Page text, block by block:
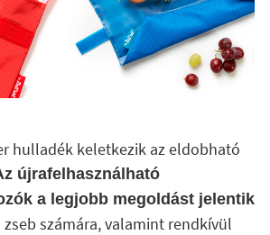
hulladék keletkezik az eldobható
újrafelhasználható
a legjobb megoldást jelentik
számára, valamint rendkívül